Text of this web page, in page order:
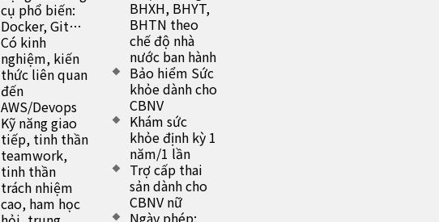
cụ phổ biến:
Docker, Git…
Có kinh
nghiệm, kiến
thức liên quan
đến
AWS/Devops
Kỹ năng giao
tiếp, tinh thần
teamwork,
tinh thần
trách nhiệm
cao, ham học
BHXH, BHYT,
BHTN theo
chế độ nhà
nước ban hành
Bảo hiểm Sức
khỏe dành cho
CBNV
Khám sức
khỏe định kỳ 1
năm/1 lần
Trợ cấp thai
sản dành cho
CBNV nữ
Ngày phép: